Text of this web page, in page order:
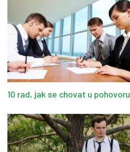
10 rad, jak se chovat u pohovoru